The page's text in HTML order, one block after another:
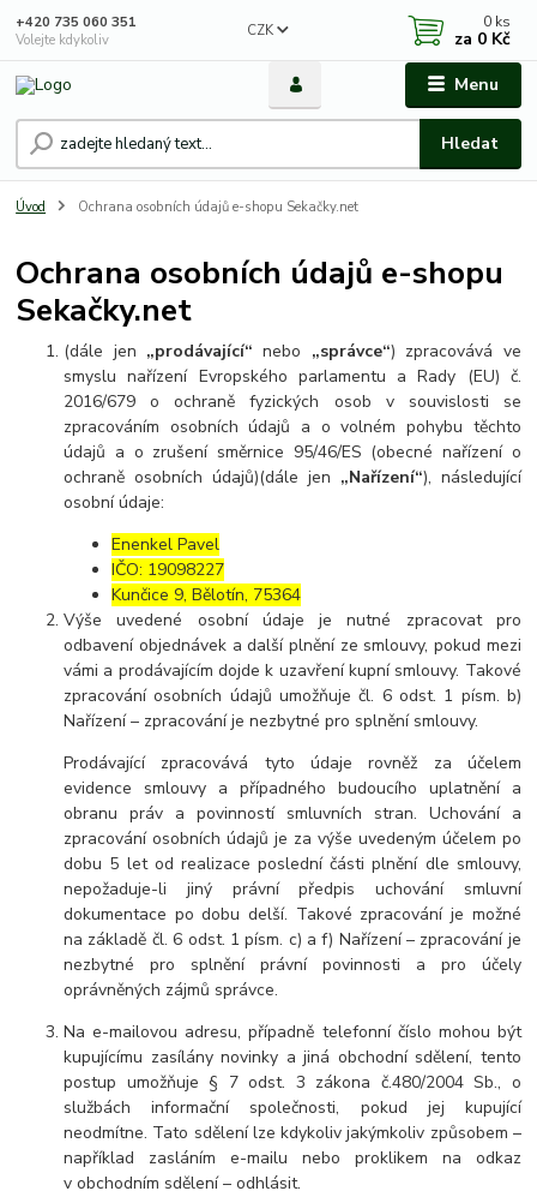
Menu
CZK
Hledat
+420 735 060 351
Volejte kdykoliv
0 ks
za 0 Kč
Úvod Ochrana osobních údajů e-shopu Sekačky.net
Ochrana osobních údajů e-shopu
Sekačky.net
(dále jen „prodávající“ nebo „správce“) zpracovává ve
smyslu nařízení Evropského parlamentu a Rady (EU) č.
2016/679 o ochraně fyzických osob v souvislosti se
zpracováním osobních údajů a o volném pohybu těchto
údajů a o zrušení směrnice 95/46/ES (obecné nařízení o
ochraně osobních údajů)(dále jen „Nařízení“), následující
osobní údaje:
Enenkel Pavel
IČO: 19098227
Kunčice 9, Bělotín, 75364
Výše uvedené osobní údaje je nutné zpracovat pro
odbavení objednávek a další plnění ze smlouvy, pokud mezi
vámi a prodávajícím dojde k uzavření kupní smlouvy. Takové
zpracování osobních údajů umožňuje čl. 6 odst. 1 písm. b)
Nařízení – zpracování je nezbytné pro splnění smlouvy.
Prodávající zpracovává tyto údaje rovněž za účelem
evidence smlouvy a případného budoucího uplatnění a
obranu práv a povinností smluvních stran. Uchování a
zpracování osobních údajů je za výše uvedeným účelem po
dobu 5 let od realizace poslední části plnění dle smlouvy,
nepožaduje-li jiný právní předpis uchování smluvní
dokumentace po dobu delší. Takové zpracování je možné
na základě čl. 6 odst. 1 písm. c) a f) Nařízení – zpracování je
nezbytné pro splnění právní povinnosti a pro účely
oprávněných zájmů správce.
Na e-mailovou adresu, případně telefonní číslo mohou být
kupujícímu zasílány novinky a jiná obchodní sdělení, tento
postup umožňuje § 7 odst. 3 zákona č.480/2004 Sb., o
službách informační společnosti, pokud jej kupující
neodmítne. Tato sdělení lze kdykoliv jakýmkoliv způsobem –
například zasláním e-mailu nebo proklikem na odkaz
v obchodním sdělení – odhlásit.